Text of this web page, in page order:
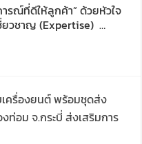
รณ์ที่ดีให้ลูกค้า” ด้วยหัวใจ
ยวชาญ (Expertise) …
เครื่องยนต์ พร้อมชุดส่ง
ท่อม จ.กระบี่ ส่งเสริมการ